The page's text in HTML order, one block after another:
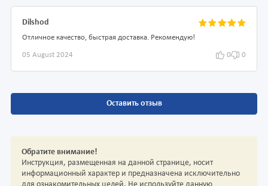
Dilshod
Отличное качество, быстрая доставка. Рекомендую!
05 August 2024 0 0
Оставить отзыв
Обратите внимание!
Инструкция, размещенная на данной странице, носит
информационный характер и предназначена исключительно